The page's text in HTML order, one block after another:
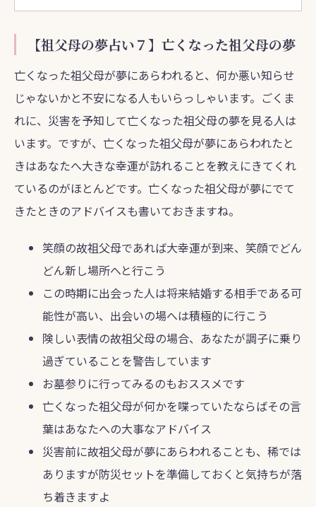
【祖父母の夢占い７】亡くなった祖父母の夢
亡くなった祖父母が夢にあらわれると、何か悪い知らせ
じゃないかと不安になる人もいらっしゃいます。ごくま
れに、災害を予知して亡くなった祖父母の夢を見る人は
います。ですが、亡くなった祖父母が夢にあらわれたと
きはあなたへ大きな幸運が訪れることを教えにきてくれ
ているのがほとんどです。亡くなった祖父母が夢にでて
きたときのアドバイスも書いておきますね。
笑顔の故祖父母であれば大幸運が到来、笑顔でどん
どん新し場所へと行こう
この時期に出会った人は将来結婚する相手である可
能性が高い、出会いの場へは積極的に行こう
険しい表情の故祖父母の場合、あなたが調子に乗り
過ぎていることを警告しています
お墓参りに行ってみるのもおススメです
亡くなった祖父母が何かを喋っていたならばその言
葉はあなたへの大事なアドバイス
災害前に故祖父母が夢にあらわれることも、稀では
ありますが防災セットを準備しておくと気持ちが落
ち着きますよ